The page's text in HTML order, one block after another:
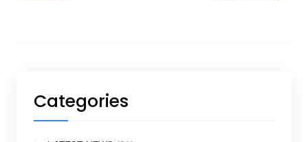
Categories